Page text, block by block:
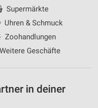
Supermärkte
Uhren & Schmuck
Zoohandlungen
Weitere Geschäfte
in deiner